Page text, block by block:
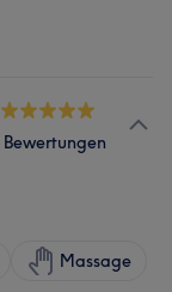
Bewertungen
Massage